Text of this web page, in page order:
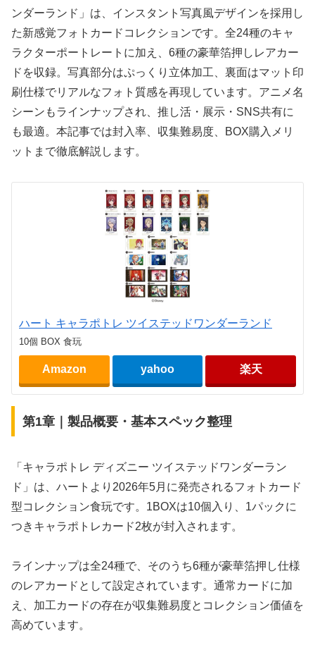
ンダーランド」は、インスタント写真風デザインを採用し
た新感覚フォトカードコレクションです。全24種のキャ
ラクターポートレートに加え、6種の豪華箔押しレアカー
ドを収録。写真部分はぷっくり立体加工、裏面はマット印
刷仕様でリアルなフォト質感を再現しています。アニメ名
シーンもラインナップされ、推し活・展示・SNS共有に
も最適。本記事では封入率、収集難易度、BOX購入メリ
ットまで徹底解説します。
ハート キャラポトレ ツイステッドワンダーランド
10個 BOX 食玩
Amazon yahoo 楽天
第1章｜製品概要・基本スペック整理
「キャラポトレ ディズニー ツイステッドワンダーラン
ド」は、ハートより2026年5月に発売されるフォトカード
型コレクション食玩です。1BOXは10個入り、1パックに
つきキャラポトレカード2枚が封入されます。
ラインナップは全24種で、そのうち6種が豪華箔押し仕様
のレアカードとして設定されています。通常カードに加
え、加工カードの存在が収集難易度とコレクション価値を
高めています。